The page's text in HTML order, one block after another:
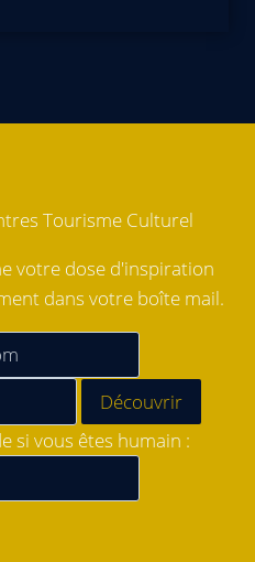
Tourisme Culturel
votre dose d'inspiration
dans votre boîte mail.
si vous êtes humain :